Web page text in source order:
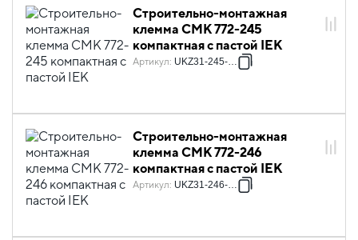
Строительно-монтажная
клемма СМК 772-245
компактная с пастой IEK
Артикул: UKZ31-245-001
Строительно-монтажная
клемма СМК 772-246
компактная с пастой IEK
Артикул: UKZ31-246-001